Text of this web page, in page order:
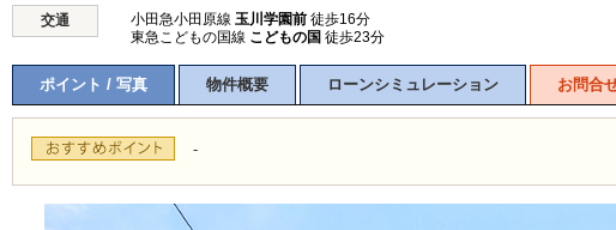
交通 小田急小田原線 玉川学園前 徒歩16分
東急こどもの国線 こどもの国 徒歩23分
ポイント / 写真 物件概要 ローンシミュレーション お問合
-